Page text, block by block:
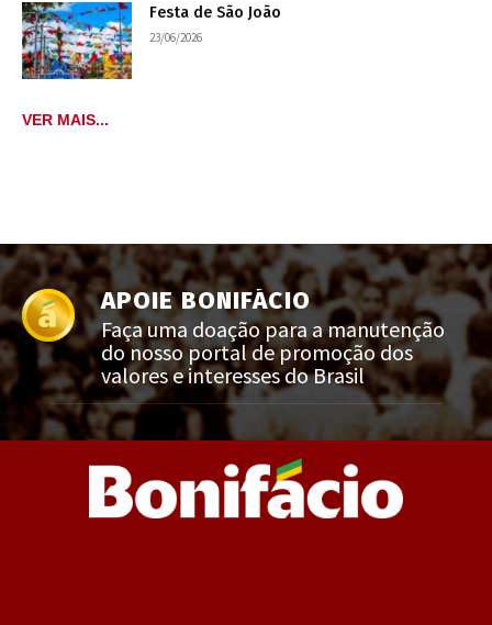
Festa de São João
23/06/2026
VER MAIS...
APOIE BONIFÁCIO
Faça uma doação para a manutenção
do nosso portal de promoção dos
valores e interesses do Brasil